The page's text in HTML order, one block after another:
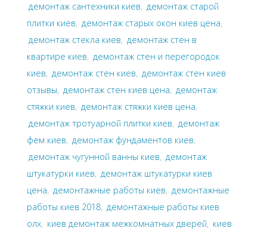
демонтаж сантехники киев, демонтаж старой
плитки киев, демонтаж старых окон киев цена,
демонтаж стекла киев, демонтаж стен в
квартире киев, демонтаж стен и перегородок
киев, демонтаж стен киев, демонтаж стен киев
отзывы, демонтаж стен киев цена, демонтаж
стяжки киев, демонтаж стяжки киев цена,
демонтаж тротуарной плитки киев, демонтаж
фем киев, демонтаж фундаментов киев,
демонтаж чугунной ванны киев, демонтаж
штукатурки киев, демонтаж штукатурки киев
цена, демонтажные работы киев, демонтажные
работы киев 2018, демонтажные работы киев
олх, киев демонтаж межкомнатных дверей, киев